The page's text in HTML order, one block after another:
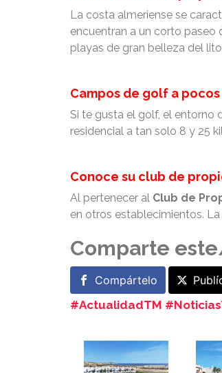
La costa almeriense se
encuentran a un corto paseo
playas de gran belleza del
Campos de golf a
Si te gusta el golf, el entorno
residencial a tan solo 8 y 25
Conoce su club de
Al pertenecer al Club de
en otros establecimientos.
Comparte
Compártelo
#ActualidadTM